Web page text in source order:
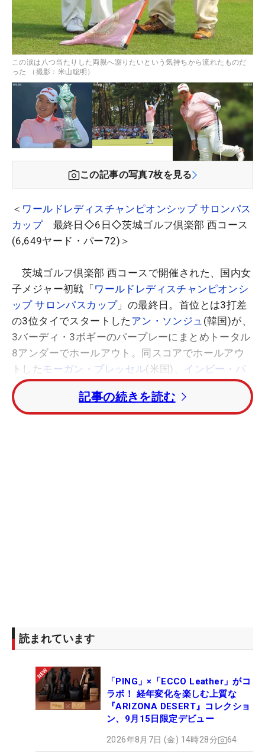
この涙は八つ当たりした両親へ謝りたいという気持ちから流れたものだ
った （撮影：米山聡明）
この記事の写真7枚を見る
＜ ワールドレディスチャンピオンシップ サロンパス
カップ最終日◇6日◇茨城ゴルフ倶楽部 西コース
(6,649ヤード・パー72)＞
茨城ゴルフ倶楽部 西コースで開催された、国内女
子メジャー初戦「 ワールドレディスチャンピオンシ
ップ サロンパスカップ」の最終日。首位とは3打差
の3位タイでスタートした アン・ソンジュ (韓国)が、
3バーディ・3ボギーのパープレーにまとめトータル
8アンダーでホールアウト。同スコアでホールアウ
トしたモーガン・プレッセル(米国)、 インビー・パ
ーク(韓国)とのプレーオフを制して逆転優勝を飾っ
た。
2人相手のプレーオフとなった。
ットが右のバンカーにつかまり、プレッセルは手前
7メートル。アンは1.5メートルのチャンスにつける
と、ただ1人バーディを奪い大会連覇を達成した。
記事の続きを読む
読まれています
「PING」×「ECCO Leather」がコ
ラボ！ 経年変化を楽しむ上質な
『ARIZONA DESERT』コレクショ
ン、9月15日限定デビュー
2026年8月7日 (金) 14時28分 64